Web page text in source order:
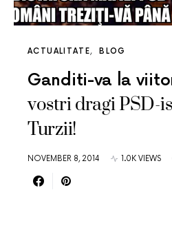
ACTUALITATE BLOG
Ganditi-va la
vostri dragi PSD-
Turzii!
NOVEMBER 8, 2014 1.0K VIEWS